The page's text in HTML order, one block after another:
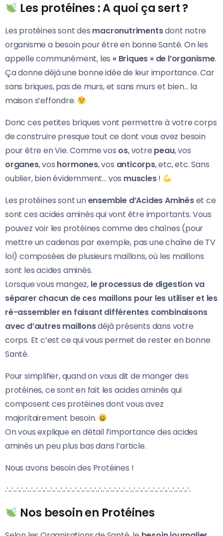
Les protéines : A quoi ça sert ?
Les protéines sont des macronutrimentsdont notre
organisme a besoin pour être en bonne Santé. On les
appelle communément, les « Briques » de l’organisme.
Ça donne déjà une bonne idée de leur importance. Car
sans briques, pas de murs, et sans murs et bien… la
maison s’effondre.
Donc ces petites briques vont permettre à votre corps
de construire presque tout ce dont vous avez besoin
pour être en Vie. Comme vos os, votre peau, vos
organes, vos hormones, vos anticorps, etc, etc. Sans
oublier, bien évidemment… vos muscles!
Les protéines sont unensemble d’Acides Aminéset ce
sont ces acides aminés qui vont être importants. Vous
pouvez voir les protéines comme des chaînes (pour
mettre un cadenas par exemple, pas une chaîne de TV
lol) composées de plusieurs maillons, où les maillons
sont les acides aminés.
Lorsque vous mangez, le processus de digestion va
séparer chacun de ces maillons pour les utiliser et les
ré-assembler en faisant différentes combinaisons
avec d’autres maillonsdéjà présents dans votre
corps. Et c’est ce qui vous permet de rester en bonne
Santé.
Pour simplifier, quand on vous dit de manger des
protéines, ce sont en fait les acides aminés qui
composent ces protéines dont vous avez
majoritairement besoin.
On vous explique en détail l’importance des acides
aminés un peu plus bas dans l’article.
Nous avons besoin des Protéines !
∴∴∴∴∴∴∴∴∴∴∴∴∴∴∴∴∴∴∴∴∴∴∴∴∴∴∴∴∴∴∴∴∴∴∴∴∴∴
Nos besoin en Protéines